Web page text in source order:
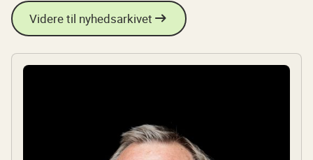
Videre til nyhedsarkivet